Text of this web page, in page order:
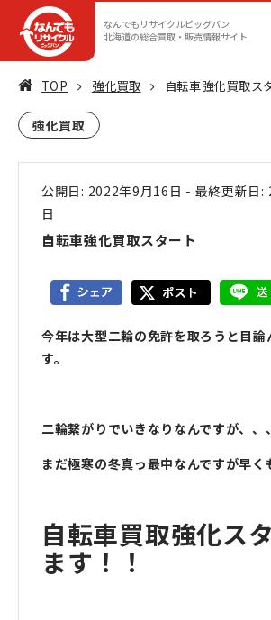
なんでもリサイクルビッグバン
北海道の総合買取・販売情報サイト
TOP 強化買取 自転車強化買取ス
強化買取
公開日: 2022年9月16日 - 最終更新日:
日
自転車強化買取スタート
今年は大型二輪の免許を取ろうと目論
す。
二輪繋がりでいきなりなんですが、、、
まだ極寒の冬真っ最中なんですが早く
自転車買取強化ス
ます！！